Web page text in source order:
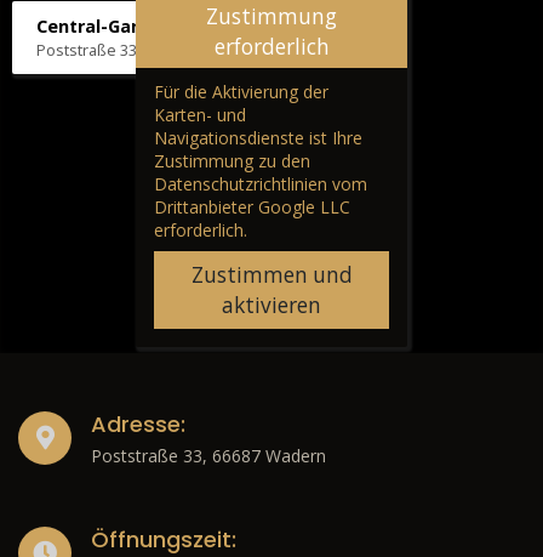
Central-Garage H. Wilhelm
Poststraße 33, 66687 Wadern
Zustimmung
erforderlich
Für die Aktivierung der
Karten- und
Navigationsdienste ist Ihre
Zustimmung zu den
Datenschutzrichtlinien vom
Drittanbieter Google LLC
erforderlich.
Zustimmen und
aktivieren
Adresse:
Poststraße 33, 66687 Wadern
Öffnungszeit: